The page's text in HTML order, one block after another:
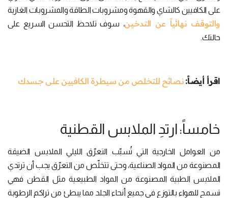
على الكافيين كالشاي والقهوة ومشروبات الطاقة والمشروبات الغازية
والتوقف نهائياً عن التدخين، سوف تلاحظ التحسن السريع على
حالتك.
اقرأ أيضاً: نصائح للتخلص من سيطرة الكافيين على جسدك
خامساً: ارتدِ الملابس القطنية
من العوامل الخارجية التي تُسبّب التعرّق الليلي الملابس الضيقة
المصنوعة من المواد الصناعية، وحتى تتخلّص من التعرّق يجب أن ترتدي
الملابس الطبية المصنوعة من المواد الطبيعية مثل القطن فهي
تسمح للهواء بالتوزع في جميع أنحاء الجلد مما يبطئ من تراكم الرطوبة